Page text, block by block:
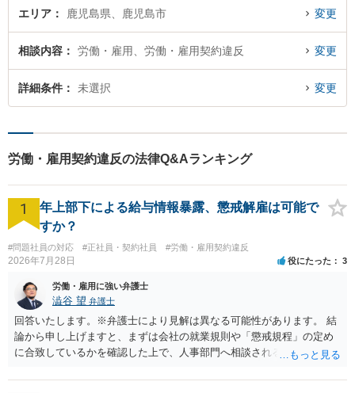
エリア 鹿児島県、鹿児島市 変更
相談内容 労働・雇用、労働・雇用契約違反 変更
詳細条件 未選択 変更
労働・雇用契約違反の法律Q&Aランキング
1
年上部下による給与情報暴露、懲戒解雇は可能で
すか？
#問題社員の対応 #正社員・契約社員 #労働・雇用契約違反
2026年7月28日 役にたった 3
労働・雇用に強い弁護士
澁谷 望 弁護士
回答いたします。※弁護士により見解は異なる可能性があります。 結
論から申し上げますと、まずは会社の就業規則や「懲戒規程」の定め
に合致しているかを確認した上で、人事部門へ相談されることが最優
ものの、重い懲戒処分の対象には十分なり得ます。 名誉や評価の回復